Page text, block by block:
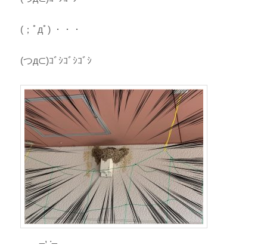
(；ﾟдﾟ) ・・・
(つд⊂)ｺﾞｼｺﾞｼｺﾞｼ
_, ._